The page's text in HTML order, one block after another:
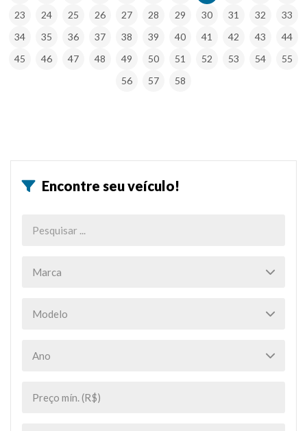
23
24 25 26 27 28 29 30 31 32
33
34
35 36 37 38 39 40 41 42 43
44
45
46 47 48 49 50 51 52 53 54
55
56
57 58
Encontre seu veículo!